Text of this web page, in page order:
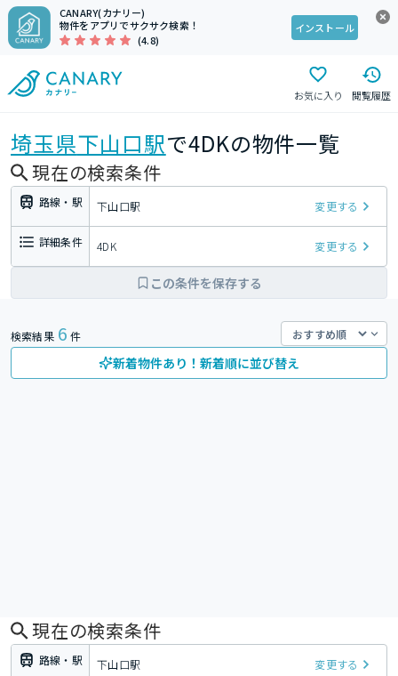
CANARY(カナリー)
物件をアプリでサクサク検索！
(4.8)
インストール
お気に入り 閲覧履歴
埼玉県下山口駅で4DKの物件一覧
現在の検索条件
路線・駅 下山口駅 変更する
詳細条件 4DK 変更する
この条件を保存する
検索結果 6 件
新着物件あり！新着順に並び替え
現在の検索条件
路線・駅 下山口駅 変更する